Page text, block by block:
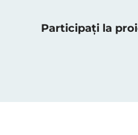
Participați la